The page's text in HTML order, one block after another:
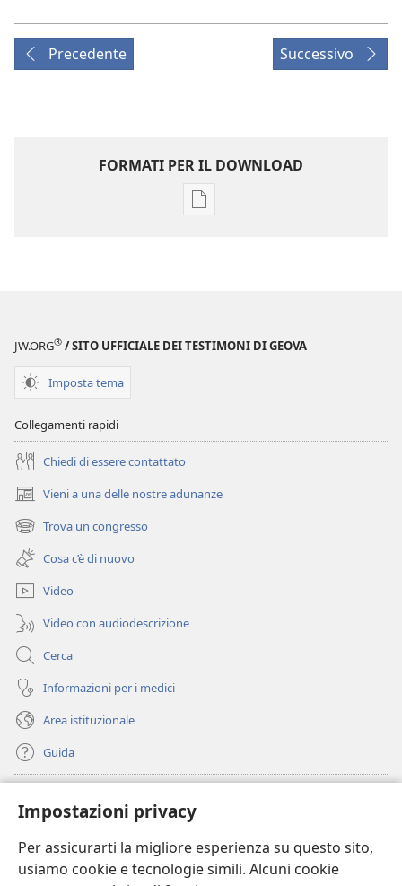
Impostazioni privacy
Per assicurarti la migliore esperienza su questo sito,
usiamo cookie e tecnologie simili. Alcuni cookie
Precedente Successivo
FORMATI PER IL DOWNLOAD
Opzioni
Annuario
del
JW.ORG® / SITO UFFICIALE DEI TESTIMONI DI GEOVA
Imposta tema
Collegamenti rapidi
Chiedi di essere contattato
Vieni a una delle nostre adunanze
(apre
una
nuova
finestra)
Trova un congresso
(apre
una
nuova
finestra)
Cosa c’è di nuovo
Video
Video con audiodescrizione
Cerca
Informazioni per i medici
Area istituzionale
Guida
(apre
una
nuova
finestra)
BIBLIOTECA ONLINE Watchtower
(apre
una